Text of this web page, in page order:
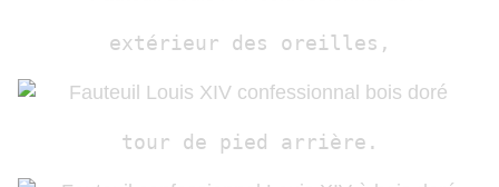
extérieur des oreilles,
tour de pied arrière.